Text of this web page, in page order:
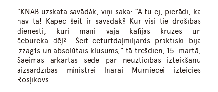
“KNAB uzskata savādāk, viņi saka: “A tu ej, pierādi, ka
nav tā! Kāpēc šeit ir savādāk? Kur visi tie drošības
dienesti, kuri mani vajā kafijas krūzes un
čebureka dēļ? Šeit ceturtdaļmiljards praktiski bija
izzagts un absolūtais klusums,” tā trešdien, 15. martā,
Saeimas ārkārtas sēdē par neuzticības izteikšanu
aizsardzības ministrei Inārai Mūrniecei izteicies
Rosļikovs.